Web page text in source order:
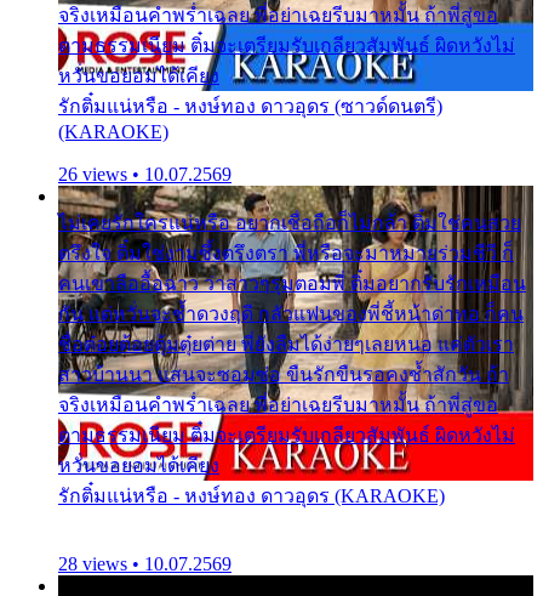
จริงเหมือนคำพร่ำเฉลย พี่อย่าเฉยรีบมาหมั้น ถ้าพี่สู่ขอ
ตามธรรมเนียม ติ๋มจะเตรียมรับเกลียวสัมพันธ์ ผิดหวังไม่
หวั่นขอยอมได้เคียง
รักติ๋มแน่หรือ - หงษ์ทอง ดาวอุดร (ซาวด์ดนตรี)
(KARAOKE)
26 views • 10.07.2569
ไม่เคยรักใครแน่หรือ อยากเชื่อถือก็ไม่กล้า ติ๋มใช่คนสวย
ตรึงใจ ติ๋มใช่งามซึ้งตรึงตรา พี่หรือจะมาหมายร่วมชีวี ก็
คนเขาลืออื้อฉาว ว่าสาวๆรุมตอมพี่ ติ๋มอยากรับรักเหมือน
กัน แต่หวั่นจะช้ำดวงฤดี กลัวแฟนของพี่ชี้หน้าด่าทอ ก็คน
ชื่อต๋อยต้อยตุ้มตุ๋ยต่าย พี่ยังลืมได้ง่ายๆเลยหนอ แค่ตัวเรา
สาวบ้านนา แสนจะซอมซ่อ ขืนรักขืนรอคงช้ำสักวัน ถ้า
จริงเหมือนคำพร่ำเฉลย พี่อย่าเฉยรีบมาหมั้น ถ้าพี่สู่ขอ
ตามธรรมเนียม ติ๋มจะเตรียมรับเกลียวสัมพันธ์ ผิดหวังไม่
หวั่นขอยอมได้เคียง
รักติ๋มแน่หรือ - หงษ์ทอง ดาวอุดร (KARAOKE)
28 views • 10.07.2569